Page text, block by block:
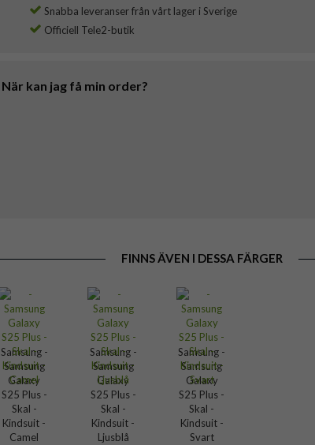
Snabba leveranser från vårt lager i Sverige
Officiell Tele2-butik
När kan jag få min order?
FINNS ÄVEN I DESSA FÄRGER
Samsung -
Samsung
Galaxy
S25 Plus -
Skal -
Kindsuit -
Camel
Samsung -
Samsung
Galaxy
S25 Plus -
Skal -
Kindsuit -
Ljusblå
Samsung -
Samsung
Galaxy
S25 Plus -
Skal -
Kindsuit -
Svart